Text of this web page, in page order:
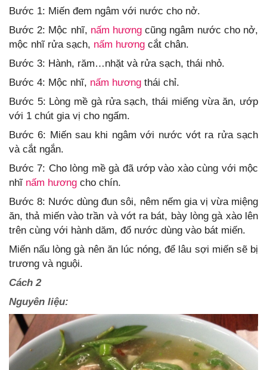
Bước 1: Miến đem ngâm với nước cho nở.
Bước 2: Mộc nhĩ, nấm hươngcũng ngâm nước cho nở,
mộc nhĩ rửa sạch, nấm hương cắt chân.
Bước 3: Hành, răm…nhặt và rửa sạch, thái nhỏ.
Bước 4: Mộc nhĩ, nấm hương thái chỉ.
Bước 5: Lòng mề gà rửa sạch, thái miếng vừa ăn, ướp
với 1 chút gia vị cho ngấm.
Bước 6: Miến sau khi ngâm với nước vớt ra rửa sạch
và cắt ngắn.
Bước 7: Cho lòng mề gà đã ướp vào xào cùng với mộc
nhĩ nấm hương cho chín.
Bước 8: Nước dùng đun sôi, nêm nếm gia vị vừa miệng
ăn, thả miến vào trần và vớt ra bát, bày lòng gà xào lên
trên cùng với hành dăm, đổ nước dùng vào bát miến.
Miến nấu lòng gà nên ăn lúc nóng, để lâu sợi miến sẽ bị
trương và nguội.
Cách 2
Nguyên liệu: